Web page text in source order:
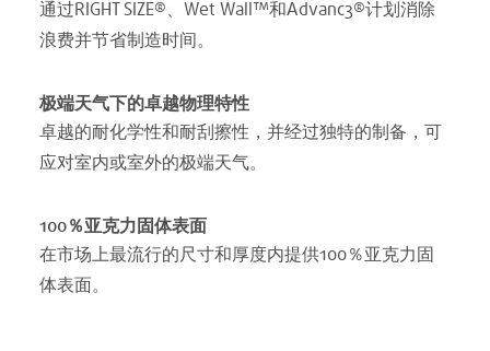
通过RIGHT SIZE®、Wet Wall™和Advanc3®计划消除
浪费并节省制造时间。
极端天气下的卓越物理特性
卓越的耐化学性和耐刮擦性，并经过独特的制备，可
应对室内或室外的极端天气。
100％亚克力固体表面
在市场上最流行的尺寸和厚度内提供100％亚克力固
体表面。